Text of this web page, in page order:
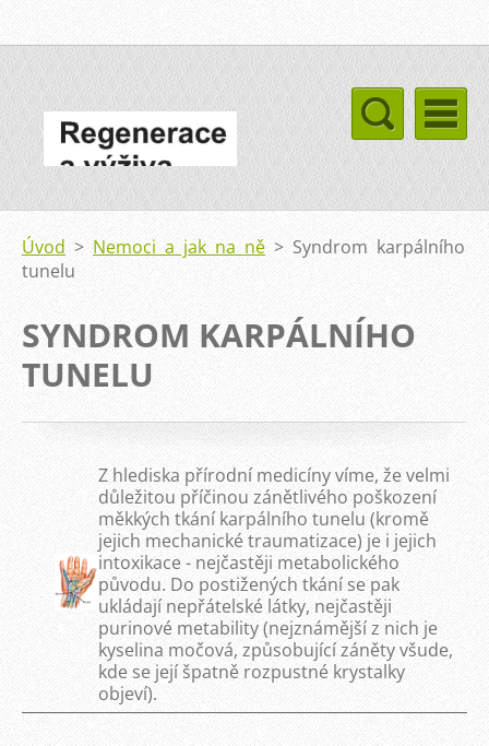
Úvod > Nemoci a jak na ně > Syndrom karpálního
tunelu
SYNDROM KARPÁLNÍHO
TUNELU
Z hlediska přírodní medicíny víme, že velmi
důležitou příčinou zánětlivého poškození
měkkých tkání karpálního tunelu (kromě
jejich mechanické traumatizace) je i jejich
intoxikace - nejčastěji metabolického
původu. Do postižených tkání se pak
ukládají nepřátelské látky, nejčastěji
purinové metability (nejznámější z nich je
kyselina močová, způsobující záněty všude,
kde se její špatně rozpustné krystalky
objeví).